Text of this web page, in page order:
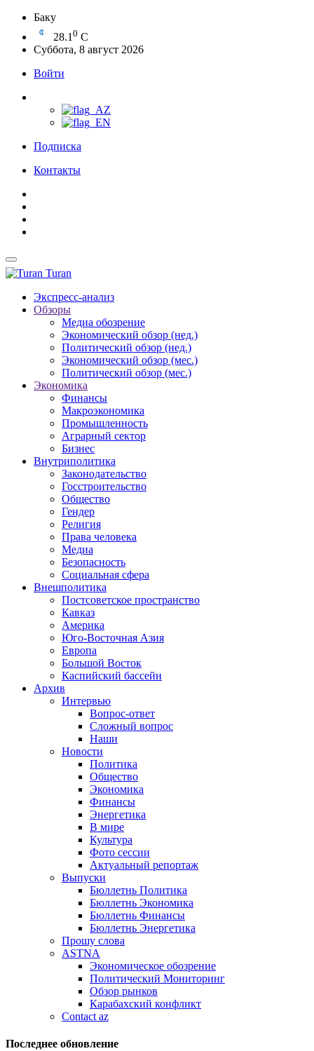
Баку
28.1 0 C
Суббота, 8 август 2026
Войти
Подписка
Контакты
Turan
Экспресс-анализ
Обзоры
Медиа обозрение
Экономический обзор (нед.)
Политический обзор (нед.)
Экономический обзор (мес.)
Политический обзор (мес.)
Экономика
Финансы
Макроэкономика
Промышленность
Аграрный сектор
Бизнес
Внутриполитика
Законодательство
Госстроительство
Общество
Гендер
Религия
Права человека
Медиа
Безопасность
Социальная сфера
Внешполитика
Постсоветское пространство
Кавказ
Америка
Юго-Восточная Азия
Европа
Большой Восток
Каспийский бассейн
Архив
Интервью
Вопрос-ответ
Сложный вопрос
Наши
Новости
Политика
Общество
Экономика
Финансы
Энергетика
В мире
Культура
Фото сессии
Актуальный репортаж
Выпуски
Бюллетнь Политика
Бюллетнь Экономика
Бюллетнь Финансы
Бюллетнь Энергетика
Прошу слова
ASTNA
Экономическое обозрение
Политический Мониторинг
Обзор рынков
Карабахский конфликт
Contact az
Последнее обновление